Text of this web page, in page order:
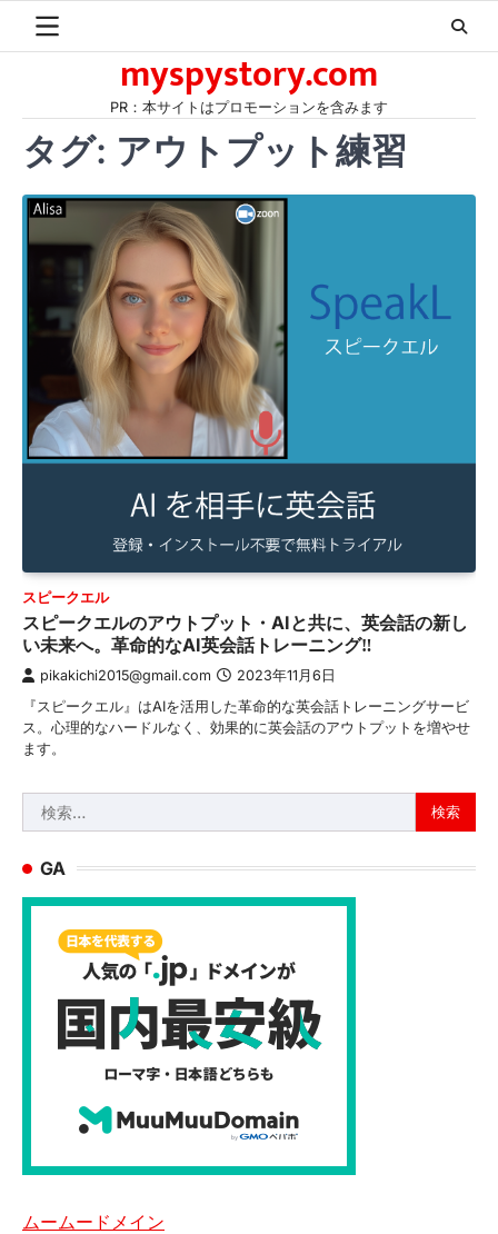
myspystory.com
PR：本サイトはプロモーションを含みます
タグ: アウトプット練習
スピークエル
スピークエルのアウトプット・AIと共に、英会話の新し
い未来へ。革命的なAI英会話トレーニング‼
pikakichi2015@gmail.com 2023年11月6日
『スピークエル』はAIを活用した革命的な英会話トレーニングサービ
ス。心理的なハードルなく、効果的に英会話のアウトプットを増やせ
ます。
索:
GA
ムームードメイン